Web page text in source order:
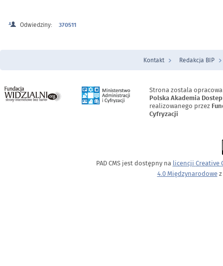
Odwiedziny: 370511
Menu Stopka
Kontakt Redakcja BIP
Strona zostala
Polska Akademia
realizowanego przez
Cyfryzacji
PAD CMS jest dostępny na licencji Creative
4.0 Międzynarodowez